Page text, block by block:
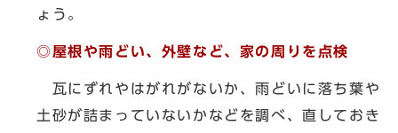
ょう。
◎屋根や雨どい、外壁など、家の周りを点検
瓦にずれやはがれがないか、雨どいに落ち葉や
土砂が詰まっていないかなどを調べ、直しておき